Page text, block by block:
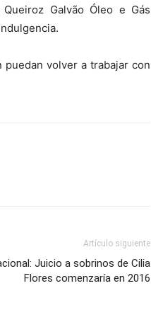
Galvão Óleo e Gás
volver a trabajar con
Artículo siguiente
Juicio a sobrinos de Cilia
Flores comenzaría en 2016